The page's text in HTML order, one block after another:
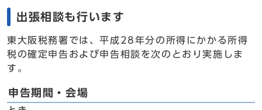
出張相談も行います
東大阪税務署では、平成28年分の所得にかかる所得
税の確定申告および申告相談を次のとおり実施しま
す。
申告期間・会場